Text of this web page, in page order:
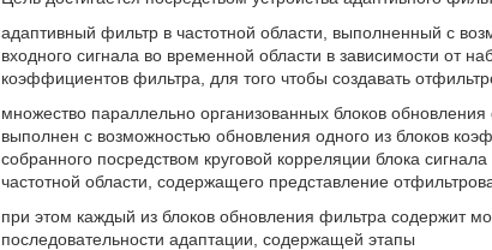
адаптивный фильтр в частотной области, выполненный с
входного сигнала во временной области в зависимости от
коэффициентов фильтра, для того чтобы создавать
множество параллельно организованных блоков
выполнен с возможностью обновления одного из блоков
собранного посредством круговой корреляции блока
частотной области, содержащего представление
при этом каждый из блоков обновления фильтра содержит
последовательности адаптации, содержащей этапы